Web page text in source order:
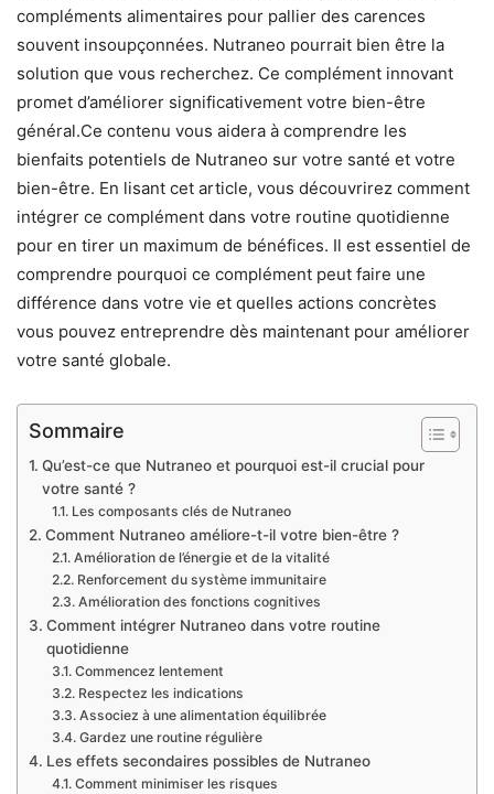
compléments alimentaires pour pallier des carences
souvent insoupçonnées. Nutraneo pourrait bien être la
solution que vous recherchez. Ce complément innovant
promet d’améliorer significativement votre bien-être
général.Ce contenu vous aidera à comprendre les
bienfaits potentiels de Nutraneo sur votre santé et votre
bien-être. En lisant cet article, vous découvrirez comment
intégrer ce complément dans votre routine quotidienne
pour en tirer un maximum de bénéfices. Il est essentiel de
comprendre pourquoi ce complément peut faire une
différence dans votre vie et quelles actions concrètes
vous pouvez entreprendre dès maintenant pour améliorer
votre santé globale.
Sommaire
Qu’est-ce que Nutraneo et pourquoi est-il crucial pour
votre santé ?
Les composants clés de Nutraneo
Comment Nutraneo améliore-t-il votre bien-être ?
Amélioration de l’énergie et de la vitalité
Renforcement du système immunitaire
Amélioration des fonctions cognitives
Comment intégrer Nutraneo dans votre routine
quotidienne
Commencez lentement
Respectez les indications
Associez à une alimentation équilibrée
Gardez une routine régulière
Les effets secondaires possibles de Nutraneo
Comment minimiser les risques